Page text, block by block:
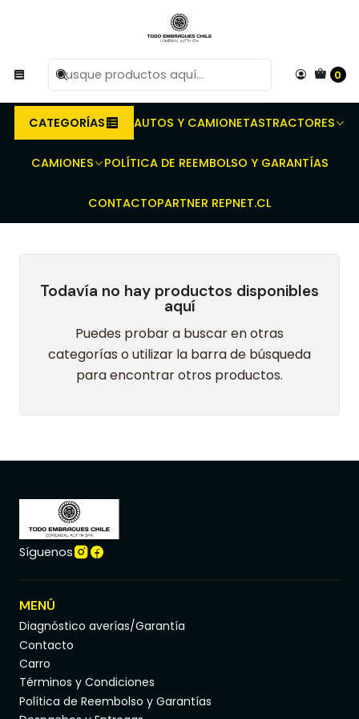
0
CATEGORÍAS AUTOS Y CAMIONETASTRACTORES
CAMIONES POLÍTICA DE REEMBOLSO Y GARANTÍAS
CONTACTOPARTNER REPNET.CL
Compra antes de las 10 AM de Lunes a Viernes y
entregaremos al transporte en un máximo de 24 hrs hábiles.
Inicio
embrague - Discos toma Fuerza
VALTRA/VALMET
BF(65/75) / VT78
Todavía no hay productos disponibles
aquí
Puedes probar a buscar en otras
categorías o utilizar la barra de búsqueda
para encontrar otros productos.
Síguenos
MENÚ
Diagnóstico averías/Garantía
Contacto
Carro
Términos y Condiciones
Política de Reembolso y Garantías